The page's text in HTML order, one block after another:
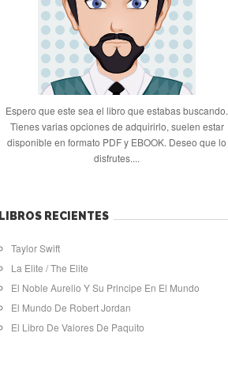
Espero que este sea el libro que estabas buscando.
Tienes varias opciones de adquirirlo, suelen estar
disponible en formato PDF y EBOOK. Deseo que lo
disfrutes....
LIBROS RECIENTES
Taylor Swift
La Elite / The Elite
El Noble Aurelio Y Su Principe En El Mundo
El Mundo De Robert Jordan
El Libro De Valores De Paquito